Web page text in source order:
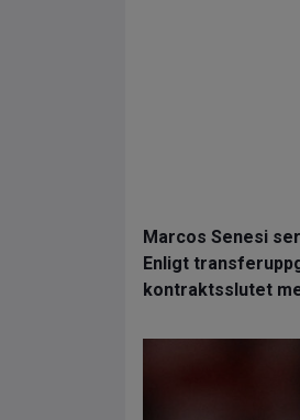
Marcos Senesi
Enligt
kontraktsslutet